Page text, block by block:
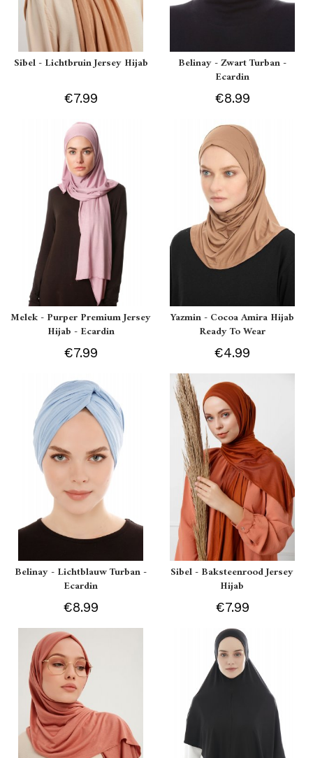
Sibel - Lichtbruin Jersey Hijab
€7.99
Belinay - Zwart Turban -
Ecardin
€8.99
Melek - Purper Premium Jersey
Hijab - Ecardin
€7.99
Yazmin - Cocoa Amira Hijab
Ready To Wear
€4.99
Belinay - Lichtblauw Turban -
Ecardin
€8.99
Sibel - Baksteenrood Jersey
Hijab
€7.99